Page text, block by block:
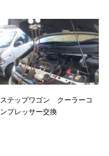
ステップワゴン クーラーコ
ンプレッサー交換